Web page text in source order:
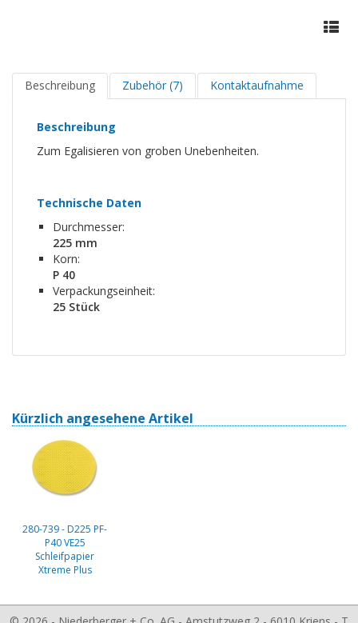
Beschreibung Zubehör (7) Kontaktaufnahme
Beschreibung
Zum Egalisieren von groben Unebenheiten.
Technische Daten
Durchmesser:
225 mm
Korn:
P 40
Verpackungseinheit:
25 Stück
Kürzlich angesehene Artikel
280-739 - D225 PF-
P40 VE25
Schleifpapier
Xtreme Plus